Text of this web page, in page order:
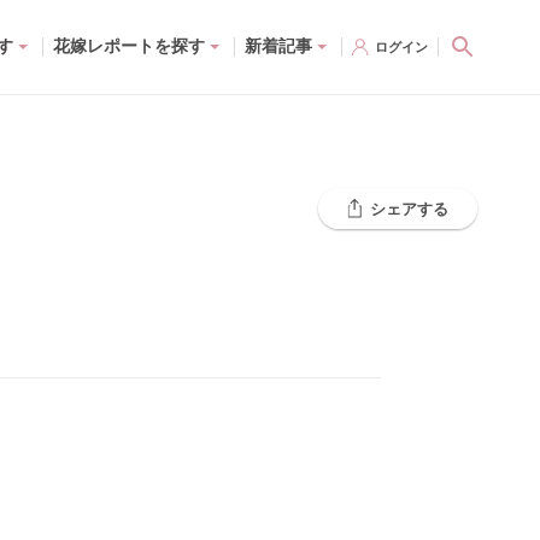
花嫁レポートを探す 新着記事 ログイン
シェアする